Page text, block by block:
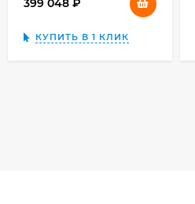
399 048
КУПИТЬ В 1 КЛИК